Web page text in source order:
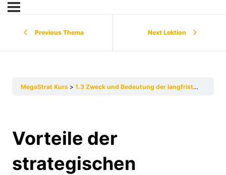
Previous Thema Next Lektion
MegaStrat Kurs 1.3 Zweck und Bedeutung der langfristigen Vorausschau für die strategische Planung von KMU
Vorteile der
strategischen